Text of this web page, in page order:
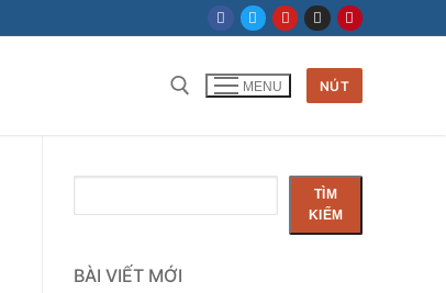
Tìm kiếm cho:
MENU NÚT
kiếm
TÌM
KIẾM
BÀI VIẾT MỚI